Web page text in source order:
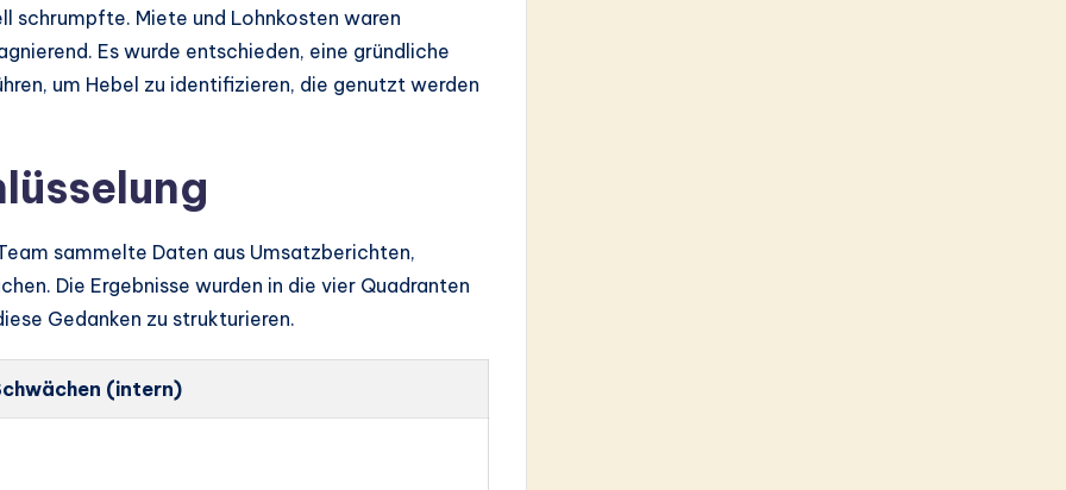
schrumpfte. Miete und Lohnkosten waren
Es wurde entschieden, eine gründliche
um Hebel zu identifizieren, die genutzt werden
sammelte Daten aus Umsatzberichten,
Die Ergebnisse wurden in die vier Quadranten
Gedanken zu strukturieren.
(intern)